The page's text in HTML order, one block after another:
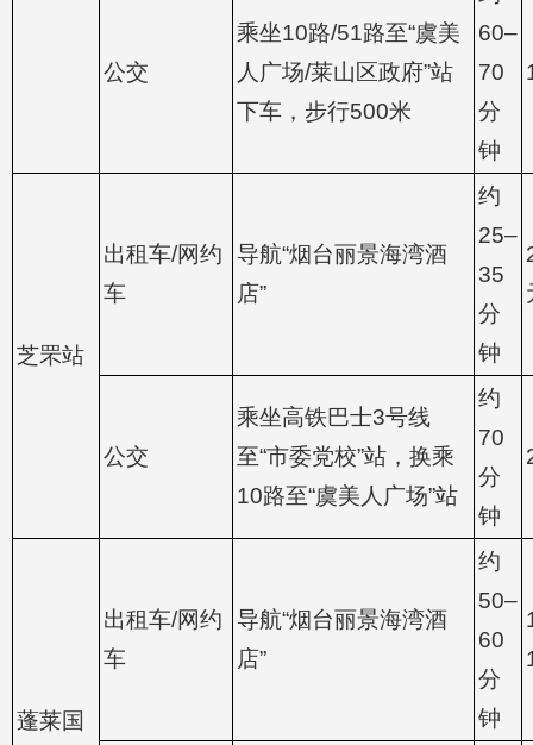
公交
乘坐10路/51路至“虞美
人广场/莱山区政府”站
下车，步行500米
60–
70
分
钟
芝罘站
出租车/网约
车
导航“烟台丽景海湾酒
店”
约
25–
35
分
钟
公交
乘坐高铁巴士3号线
至“市委党校”站，换乘
10路至“虞美人广场”站
约
70
分
钟
蓬莱国
出租车/网约
车
导航“烟台丽景海湾酒
店”
约
50–
60
分
钟